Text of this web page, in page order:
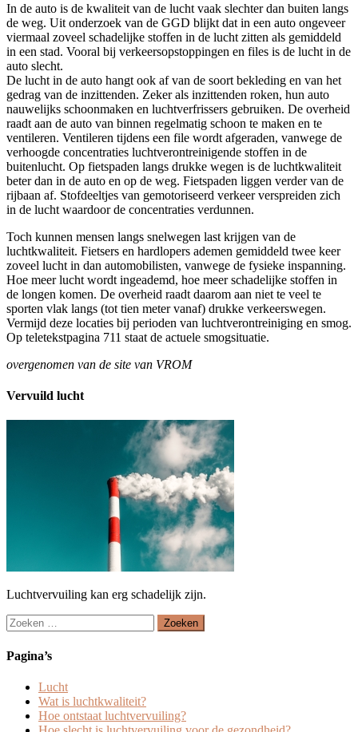
In de auto is de kwaliteit van de lucht vaak slechter dan buiten langs
de weg. Uit onderzoek van de GGD blijkt dat in een auto ongeveer
viermaal zoveel schadelijke stoffen in de lucht zitten als gemiddeld
in een stad. Vooral bij verkeersopstoppingen en files is de lucht in de
auto slecht.
De lucht in de auto hangt ook af van de soort bekleding en van het
gedrag van de inzittenden. Zeker als inzittenden roken, hun auto
nauwelijks schoonmaken en luchtverfrissers gebruiken. De overheid
raadt aan de auto van binnen regelmatig schoon te maken en te
ventileren. Ventileren tijdens een file wordt afgeraden, vanwege de
verhoogde concentraties luchtverontreinigende stoffen in de
buitenlucht. Op fietspaden langs drukke wegen is de luchtkwaliteit
beter dan in de auto en op de weg. Fietspaden liggen verder van de
rijbaan af. Stofdeeltjes van gemotoriseerd verkeer verspreiden zich
in de lucht waardoor de concentraties verdunnen.
Toch kunnen mensen langs snelwegen last krijgen van de
luchtkwaliteit. Fietsers en hardlopers ademen gemiddeld twee keer
zoveel lucht in dan automobilisten, vanwege de fysieke inspanning.
Hoe meer lucht wordt ingeademd, hoe meer schadelijke stoffen in
de longen komen. De overheid raadt daarom aan niet te veel te
sporten vlak langs (tot tien meter vanaf) drukke verkeerswegen.
Vermijd deze locaties bij perioden van luchtverontreiniging en smog.
Op teletekstpagina 711 staat de actuele smogsituatie.
overgenomen van de site van VROM
Vervuild lucht
Luchtvervuiling kan erg schadelijk zijn.
Zoeken
naar:
Pagina’s
Lucht
Wat is luchtkwaliteit?
Hoe ontstaat luchtvervuiling?